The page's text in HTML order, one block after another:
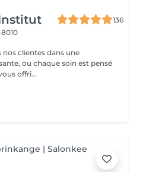
136
nos clientes dans une
ou chaque soin est pensé
offri...